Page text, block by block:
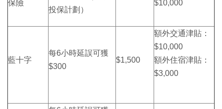
保險
投保計劃）
$10,000
藍十字
每6小時延誤可獲
$300
$1,500
額外交通津貼：
$10,000
額外住宿津貼：
$3,000